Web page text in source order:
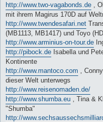
http://www.two-vagabonds.de ,
mit ihrem Magirus 170D auf
http://www.twendesafari.net
(MB1113, MB1417) und Toyo
http://www.arminius-on-tour.de
http://pibock.de Isabella und
Kontinente
http://www.mantoco.com ,
dieser Welt unterwegs
http://www.reisenomaden.de/
http://www.shumba.eu , Tina &
"Shumba"
http://